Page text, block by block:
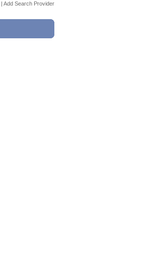
| Add Search Provider